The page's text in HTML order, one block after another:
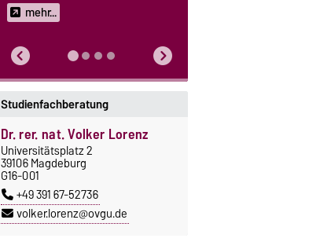
mehr...
Studienfachberatung
Dr. rer. nat. Volker Lorenz
Universitätsplatz 2
39106 Magdeburg
G16-001
+49 391 67-52736
volker.lorenz@ovgu.de